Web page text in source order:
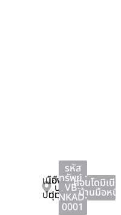
เมือง
ปทุมธานี
เมือง
ปทุมธานี
ปทุมธานี
รหัส
ทรัพย์ :
VB-
NKAD-
0001
คอนโดมิเนียม
บ้านมือหนึ่ง